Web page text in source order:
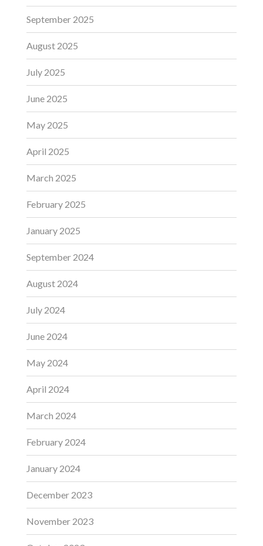
September 2025
August 2025
July 2025
June 2025
May 2025
April 2025
March 2025
February 2025
January 2025
September 2024
August 2024
July 2024
June 2024
May 2024
April 2024
March 2024
February 2024
January 2024
December 2023
November 2023